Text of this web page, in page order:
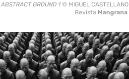
ABSTRACT GROUND 1 © MIGUEL
Revista Mangrana